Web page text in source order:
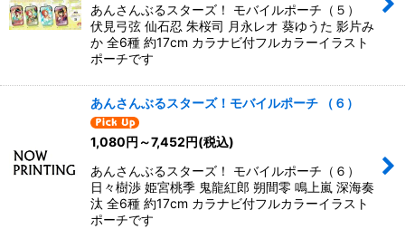
絞り込む
あんさんぶるスターズ！ モバイルポーチ（５）
伏見弓弦 仙石忍 朱桜司 月永レオ 葵ゆうた 影片み
か 全6種 約17cm カラナビ付フルカラーイラスト
ポーチです
あんさんぶるスターズ！モバイルポーチ （６）
1,080円 ～7,452円(税込)
あんさんぶるスターズ！ モバイルポーチ（６）
日々樹渉 姫宮桃季 鬼龍紅郎 朔間零 鳴上嵐 深海奏
汰 全6種 約17cm カラナビ付フルカラーイラスト
ポーチです